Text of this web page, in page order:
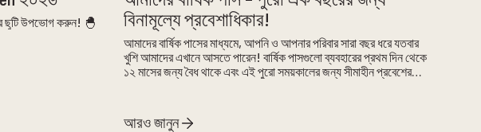
ছুটি উপভোগ করুন! 🐣
বিনামূল্যে প্রবেশাধিকার!
আমাদের বার্ষিক পাসের মাধ্যমে, আপনি ও আপনার পরিবার সারা বছর ধরে যতবার
খুশি আমাদের এখানে আসতে পারেন! বার্ষিক পাসগুলো ব্যবহারের প্রথম দিন থেকে
১২ মাসের জন্য বৈধ থাকে এবং এই পুরো সময়কালের জন্য সীমাহীন প্রবেশের
আরও জানুন